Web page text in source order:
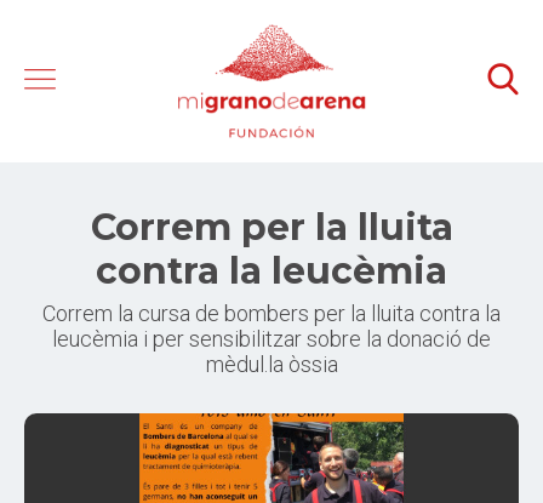
Correm per la lluita
contra la leucèmia
Correm la cursa de bombers per la lluita contra la
leucèmia i per sensibilitzar sobre la donació de
mèdul.la òssia